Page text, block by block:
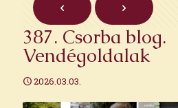
387. Csorba blog.
Vendégoldalak
2026.03.03.